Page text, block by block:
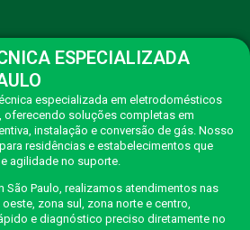
ESPECIALIZADA
especializada em eletrodomésticos
soluções completas em
instalação e conversão de gás. Nosso
residências e estabelecimentos que
agilidade no suporte.
São Paulo, realizamos atendimentos nas
zona sul, zona norte e centro,
e diagnóstico preciso diretamente no